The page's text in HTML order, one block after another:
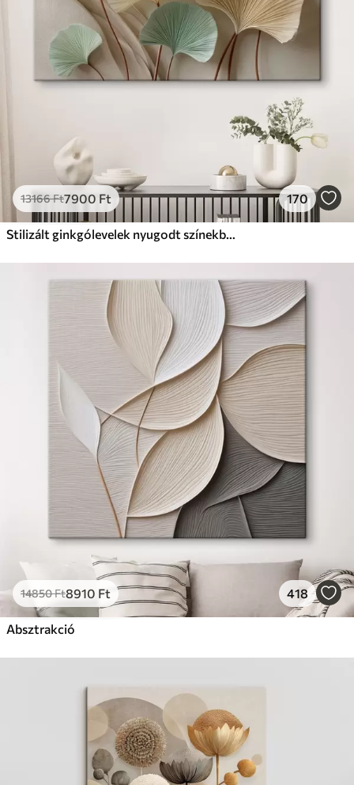
Ft
Élénk, gazdag színek
Fakulásálló
✓Biztonságos, szagtalan tinta
Eco-Prémium
Tól24810Ft
✓Élénk, gazdag színek
✓Fakulásálló
Környezetbarát anyag
13166Ft7900 Ft 170
Stilizált ginkgólevelek nyugodt színekben
14850Ft8910 Ft 418
Absztrakció